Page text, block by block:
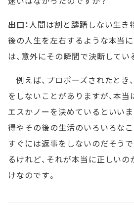
出口：人間は割と躊躇しない生き
後の人生を左右するような本当
は、意外にその瞬間で決断してい
例えば、プロポーズされたとき
をしないことがありますが、本当
エスかノーを決めているといい
得やその後の生活のいろいろなこ
すぐには返事をしないのだそう
るけれど、それが本当に正しい
けなのです。